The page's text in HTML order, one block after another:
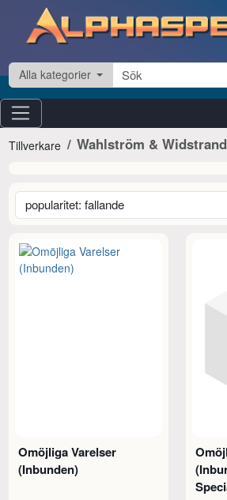
Hoppa till innehåll
Alla kategorier
Tillverkare Wahlström & Widstrand
Omöjliga Varelser
(Inbunden)